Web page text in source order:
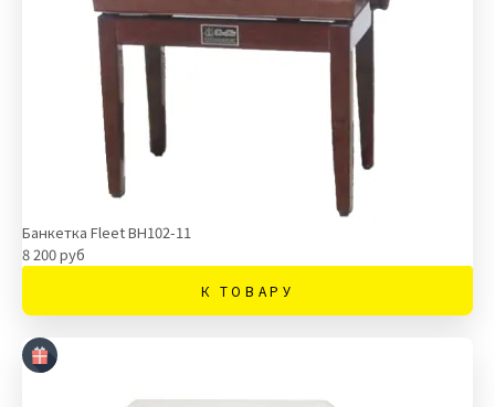
Банкетка Fleet BH102-11
8 200 руб
К ТОВАРУ